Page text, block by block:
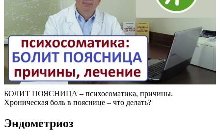
БОЛИТ ПОЯСНИЦА – психосоматика, причины.
Хроническая боль в пояснице – что делать?
Эндометриоз